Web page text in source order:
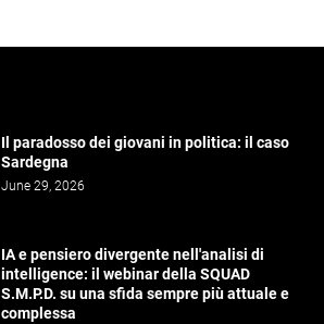
Il paradosso dei giovani in politica: il caso
Sardegna
June 29, 2026
IA e pensiero divergente nell'analisi di
intelligence: il webinar della SQUAD
S.M.P.D. su una sfida sempre più attuale e
complessa